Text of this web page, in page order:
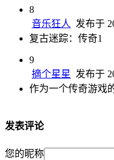
8
音乐狂人
发布于
复古迷踪：传奇1
9
摘个星星
发布于
作为一个传奇游戏
发表评论
您的昵称